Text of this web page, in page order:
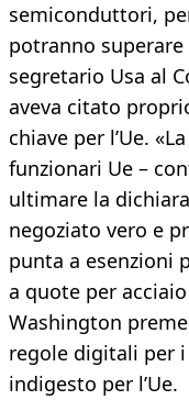
semiconduttori,
potranno
segretario Usa al
aveva citato
chiave per l’Ue.
funzionari Ue –
ultimare la
negoziato vero e
punta a esenzioni
a quote per
Washington
regole digitali per
indigesto per l’Ue.